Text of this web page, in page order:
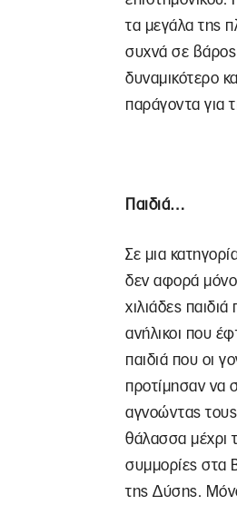
τα μεγάλα της
συχνά σε
δυναμικότερο
παράγοντα για
Παιδιά…
Σε μια
δεν αφορά μόνο
χιλιάδες
ανήλικοι που
παιδιά που οι
προτίμησαν να
αγνοώντας
θάλασσα μέχρι
συμμορίες στα
της Δύσης.